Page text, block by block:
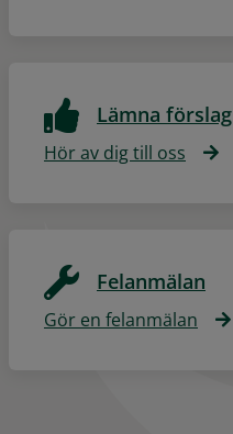
Lämna förslag
Hör av dig till oss
Felanmälan
Gör en felanmälan